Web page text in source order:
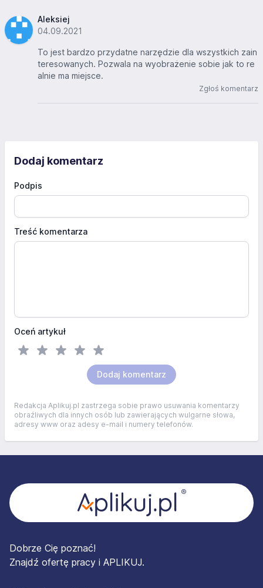
Aleksiej
04.09.2021
To jest bardzo przydatne narzędzie dla wszystkich zain
teresowanych. Pozwala na wyobrażenie sobie jak to re
alnie ma miejsce.
Zgłoś komentarz
Dodaj komentarz
Podpis
Treść komentarza
Oceń artykuł
Dodaj komentarz
Redakcja Aplikuj.pl zastrzega sobie prawo usuwania komentarzy
obraźliwych dla innych osób lub zawierających wulgarne słowa,
adresy www oraz adesy e-mail i numery telefonów.
Dobrze Cię poznać!
Znajdź ofertę pracy i APLIKUJ.